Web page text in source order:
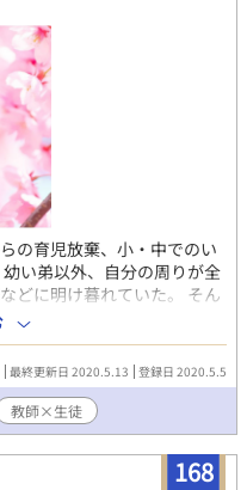
の育児放棄、小・中でのい
い弟以外、自分の周りが全
どに明け暮れていた。 そん
気教師 そんな人気教師は
姿を見せる彼に少しずつ心
2人の物語。
最終更新日 2020.5.13 登録日 2020.5.5
教師×生徒
168